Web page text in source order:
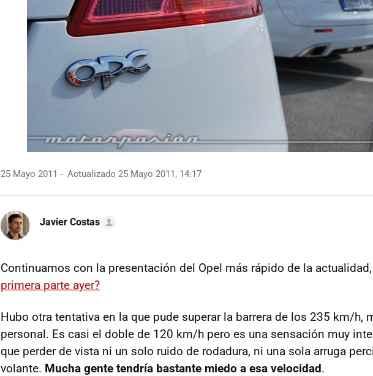
25 Mayo 2011 Actualizado 25 Mayo 2011, 14:17
Javier Costas
Continuamos con la presentación del Opel más rápido de la actualidad,
primera parte ayer?
Hubo otra tentativa en la que pude superar la barrera de los 235 km/h,
personal. Es casi el doble de 120 km/h pero es una sensación muy
que perder de vista ni un solo ruido de rodadura, ni una sola arruga
volante. Mucha gente tendría bastante miedo a esa velocidad.